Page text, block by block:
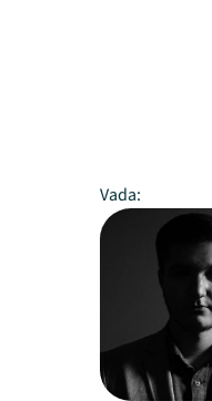
Vada: